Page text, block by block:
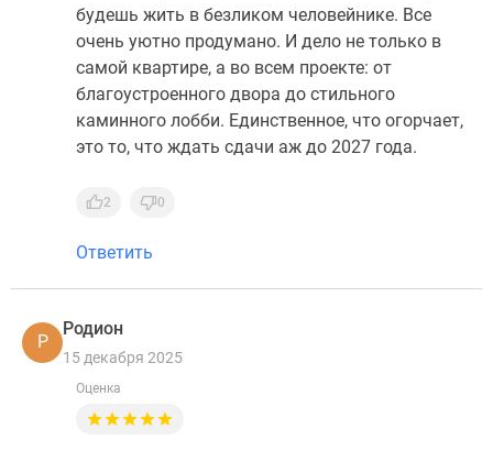
будешь жить в безликом человейнике. Все
очень уютно продумано. И дело не только в
самой квартире, а во всем проекте: от
благоустроенного двора до стильного
каминного лобби. Единственное, что огорчает,
это то, что ждать сдачи аж до 2027 года.
2 0
Ответить
Р
Родион
15 декабря 2025
Оценка